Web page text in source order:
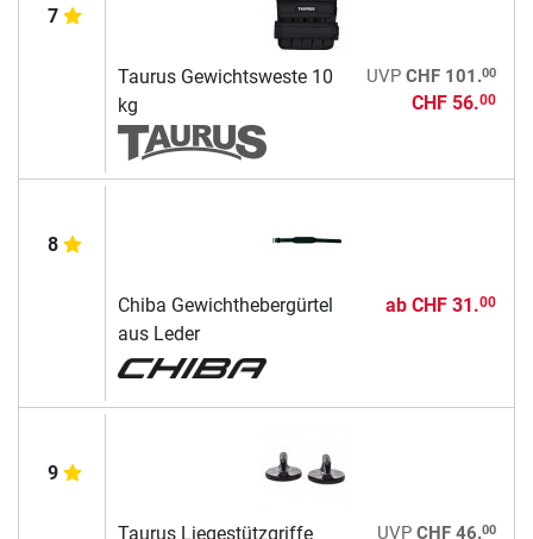
7
Taurus Gewichtsweste 10
kg
UVP CHF 101.00
CHF 56.00
8
Chiba Gewichthebergürtel
aus Leder
ab CHF 31.00
9
Taurus Liegestützgriffe
UVP CHF 46.00